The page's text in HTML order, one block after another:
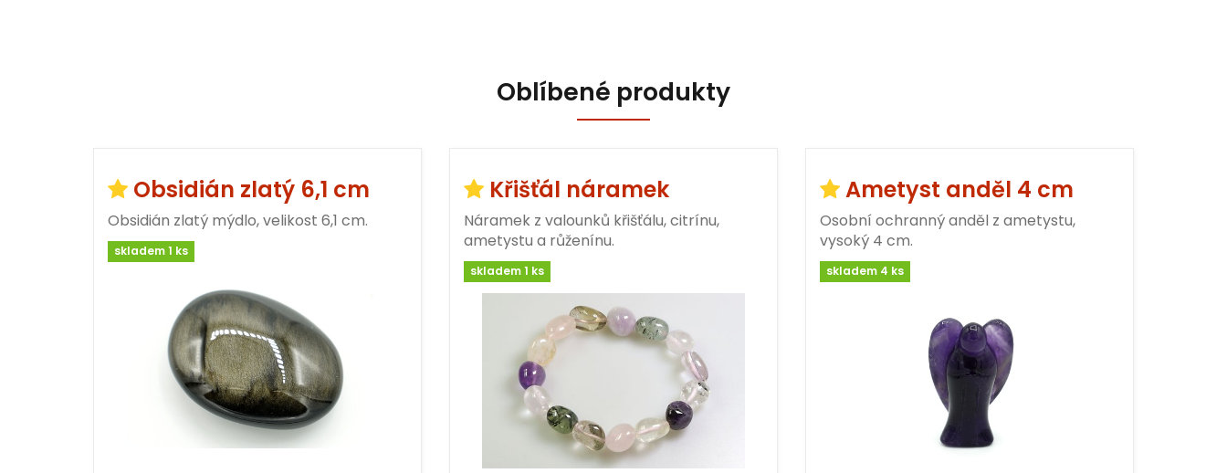
Oblíbené produkty
Obsidián zlatý 6,1 cm
Obsidián zlatý mýdlo, velikost 6,1 cm.
skladem 1 ks
Křišťál náramek
Náramek z valounků křišťálu, citrínu,
ametystu a růženínu.
skladem 1 ks
Ametyst anděl 4 cm
Osobní ochranný anděl z ametystu,
vysoký 4 cm.
skladem 4 ks